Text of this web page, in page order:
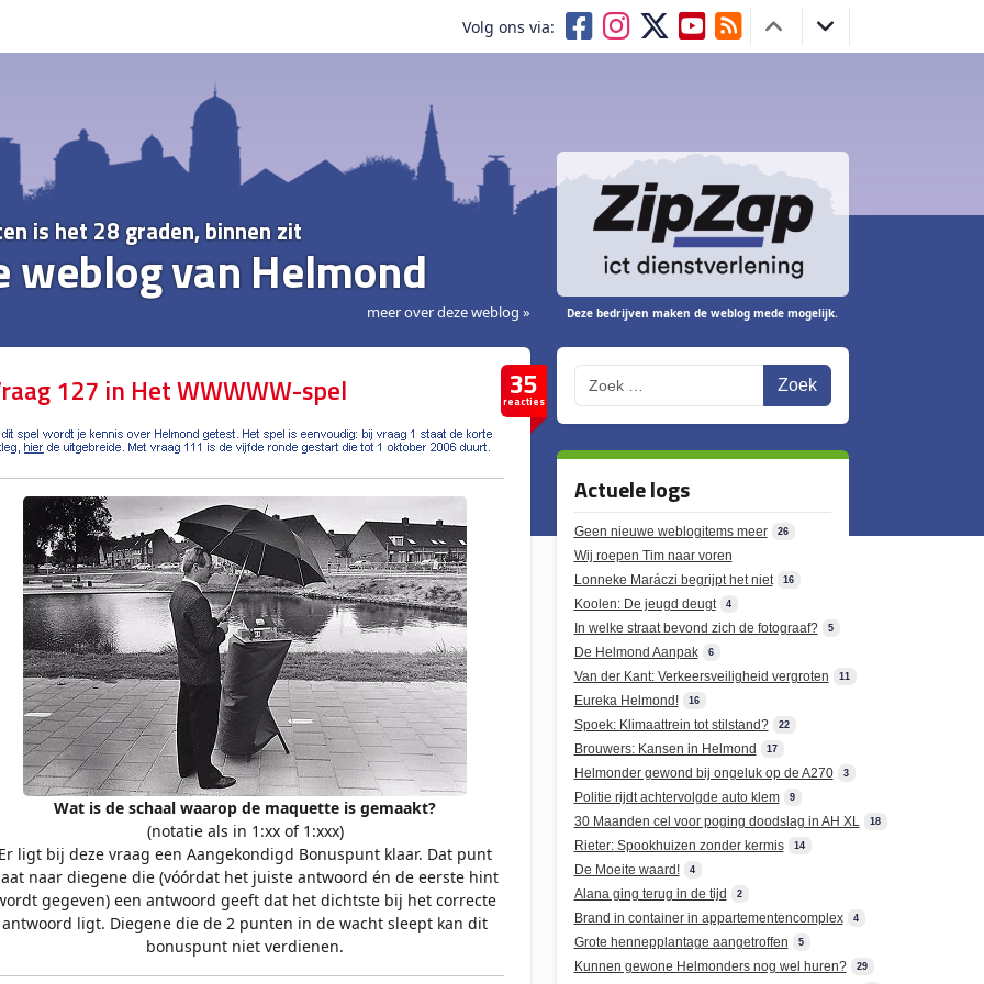
Volg ons via:
is het 28 graden, binnen zit
weblog van Helmond
meer over deze weblog » Deze bedrijven maken de weblog mede mogelijk.
35
reacties
127 in Het WWWWW-spel
Wat is de schaal waarop de maquette is gemaakt?
(notatie als in 1:xx of 1:xxx)
ligt bij deze vraag een Aangekondigd Bonuspunt klaar. Dat punt
naar diegene die (vóórdat het juiste antwoord én de eerste hint
gegeven) een antwoord geeft dat het dichtste bij het correcte
antwoord ligt. Diegene die de 2 punten in de wacht sleept kan dit
bonuspunt niet verdienen.
Actuele logs
Geen nieuwe weblogitems meer 26
Wij roepen Tim naar voren
Lonneke Maráczi begrijpt het niet
16
Koolen: De jeugd deugt 4
In welke straat bevond zich de fotograaf? 5
De Helmond Aanpak 6
Van der Kant: Verkeersveiligheid vergroten 11
Eureka Helmond! 16
Spoek: Klimaattrein tot stilstand? 22
Brouwers: Kansen in Helmond 17
Helmonder gewond bij ongeluk op de A270 3
Politie rijdt achtervolgde auto klem 9
30 Maanden cel voor poging doodslag in AH XL 18
Rieter: Spookhuizen zonder kermis 14
De Moeite waard! 4
Alana ging terug in de tijd 2
Brand in container in appartementencomplex 4
Grote hennepplantage aangetroffen 5
Kunnen gewone Helmonders nog wel huren? 29